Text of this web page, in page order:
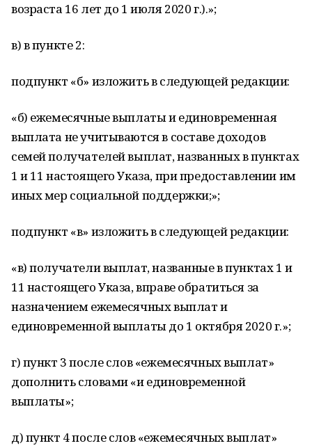
возраста 16 лет до 1 июля 2020 г.).»;
в) в пункте 2:
подпункт «б» изложить в следующей редакции:
«б) ежемесячные выплаты и единовременная
выплата не учитываются в составе доходов
семей получателей выплат, названных в пунктах
1 и 11 настоящего Указа, при предоставлении им
иных мер социальной поддержки;»;
подпункт «в» изложить в следующей редакции:
«в) получатели выплат, названные в пунктах 1 и
11 настоящего Указа, вправе обратиться за
назначением ежемесячных выплат и
единовременной выплаты до 1 октября 2020 г.»;
г) пункт 3 после слов «ежемесячных выплат»
дополнить словами «и единовременной
выплаты»;
д) пункт 4 после слов «ежемесячных выплат»